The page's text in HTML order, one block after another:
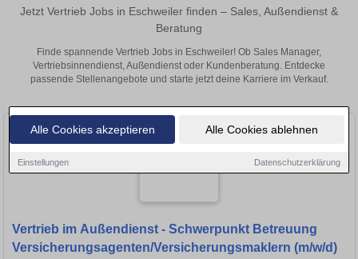
Alle Cookies akzeptieren Alle Cookies ablehnen
Einstellungen Datenschutzerklärung
Jetzt Vertrieb Jobs in Eschweiler finden – Sales, Außendienst &
Beratung
Finde spannende Vertrieb Jobs in Eschweiler! Ob Sales Manager,
Vertriebsinnendienst, Außendienst oder Kundenberatung. Entdecke
passende Stellenangebote und starte jetzt deine Karriere im Verkauf.
Vertrieb im Außendienst - Schwerpunkt Betreuung
Versicherungsagenten/Versicherungsmaklern (m/w/d)